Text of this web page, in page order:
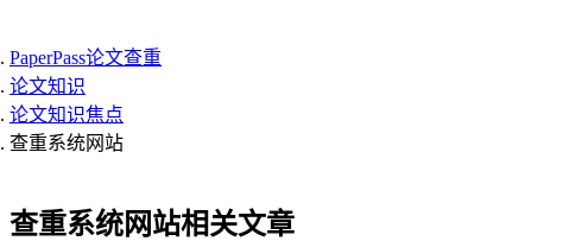
PaperPass论文查重
论文知识
论文知识焦点
查重系统网站
查重系统网站相关文章